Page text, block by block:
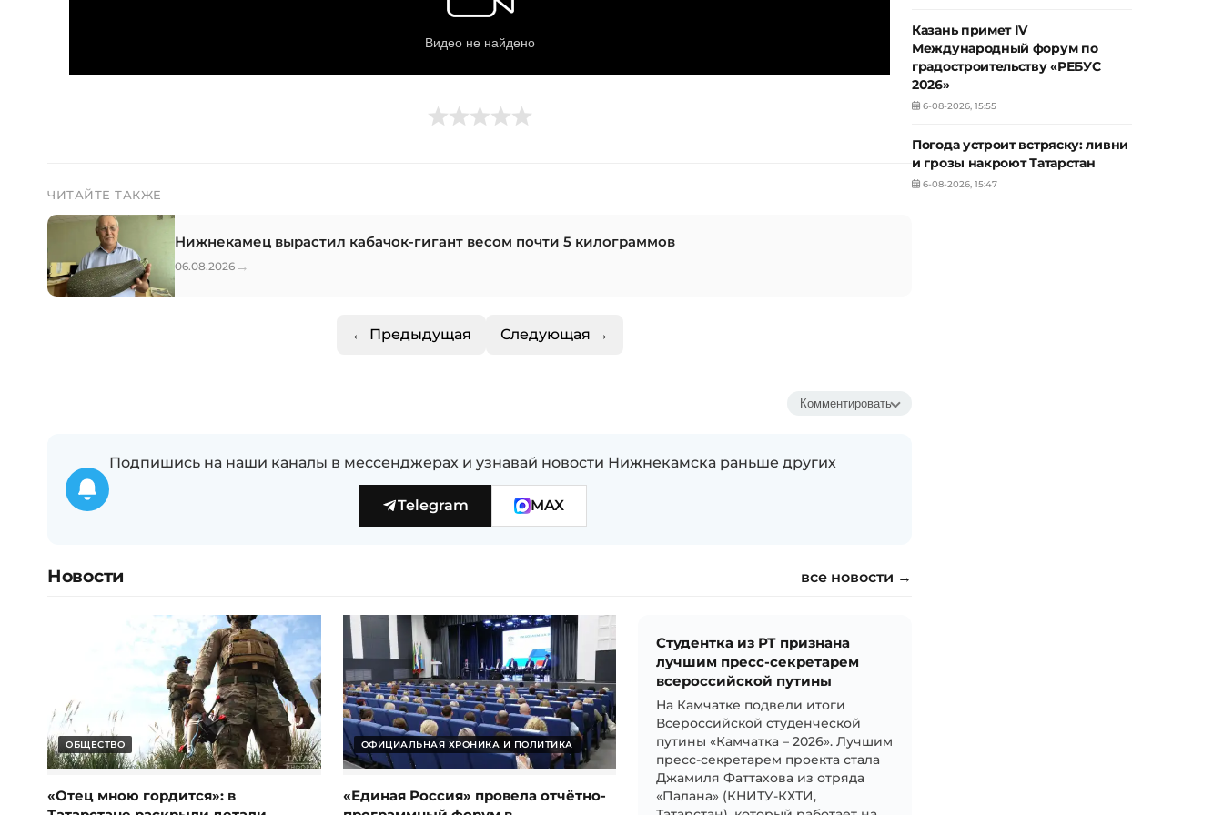
ЧИТАЙТЕ ТАКЖЕ
Нижнекамец вырастил кабачок-гигант весом почти 5 килограммов
06.08.2026 →
← Предыдущая Следующая →
Комментировать
Подпишись на наши каналы в мессенджерах и узнавай новости Нижнекамска раньше других
Telegram MAX
Новости все новости →
ОБЩЕСТВО
«Отец мною гордится»: в
ОФИЦИАЛЬНАЯ ХРОНИКА И ПОЛИТИКА
«Единая Россия» провела отчётно-
Студентка из РТ признана
лучшим пресс-секретарем
всероссийской путины
На Камчатке подвели итоги
Всероссийской студенческой
путины «Камчатка – 2026». Лучшим
пресс-секретарем проекта стала
Джамиля Фаттахова из отряда
«Палана» (КНИТУ-КХТИ,
Казань примет IV
Международный форум по
градостроительству «РЕБУС
2026»
6-08-2026, 15:55
Погода устроит встряску: ливни
и грозы накроют Татарстан
6-08-2026, 15:47